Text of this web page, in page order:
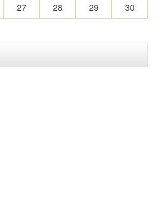
27 28 29 30